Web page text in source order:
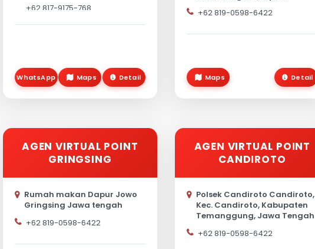
+62 817-9175-768
WhatsApp Maps Detail
+62 819-0598-6422
Maps Detail
AGEN VIRTUAL POINT
GRINGSING
Rumah makan Dapur Jowo
Gringsing Jawa tengah
+62 819-0598-6422
AGEN VIRTUAL POINT
CANDIROTO
Polsek Candiroto Candiroto,
Kec. Candiroto, Kabupaten
Temanggung, Jawa Tengah
+62 819-0598-6422